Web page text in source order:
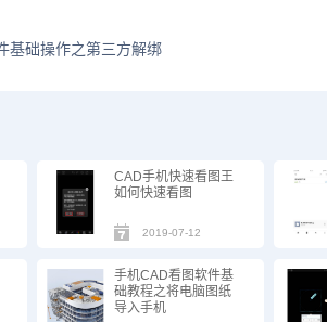
基础操作之第三方解绑
CAD手机快速看图王
如何快速看图
2019-07-12
手机CAD看图软件基
础教程之将电脑图纸
导入手机